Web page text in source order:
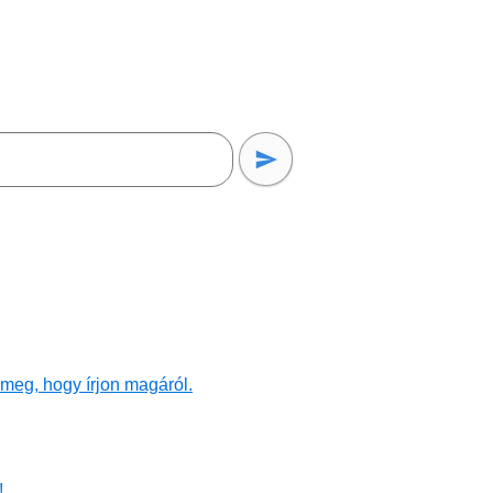
hogy írjon magáról.